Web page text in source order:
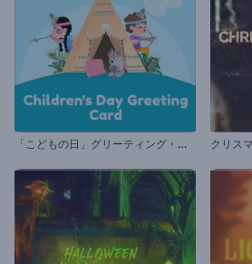
「
こどもの日」グリーティング・カード